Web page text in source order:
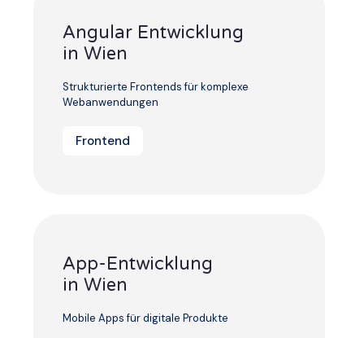
Angular Entwicklung
in Wien
Strukturierte Frontends für komplexe
Webanwendungen
Frontend
App-Entwicklung
in Wien
Mobile Apps für digitale Produkte